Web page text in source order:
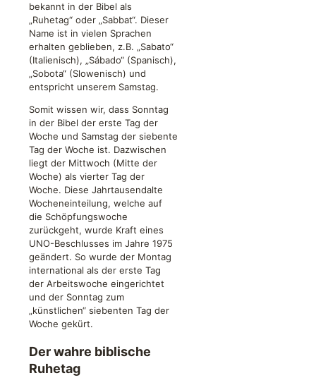
bekannt in der Bibel als
„Ruhetag“ oder „Sabbat“. Dieser
Name ist in vielen Sprachen
erhalten geblieben, z.B. „Sabato“
(Italienisch), „Sábado“ (Spanisch),
„Sobota“ (Slowenisch) und
entspricht unserem Samstag.
Somit wissen wir, dass Sonntag
in der Bibel der erste Tag der
Woche und Samstag der siebente
Tag der Woche ist. Dazwischen
liegt der Mittwoch (Mitte der
Woche) als vierter Tag der
Woche. Diese Jahrtausendalte
Wocheneinteilung, welche auf
die Schöpfungswoche
zurückgeht, wurde Kraft eines
UNO-Beschlusses im Jahre 1975
geändert. So wurde der Montag
international als der erste Tag
der Arbeitswoche eingerichtet
und der Sonntag zum
„künstlichen“ siebenten Tag der
Woche gekürt.
Der wahre biblische
Ruhetag